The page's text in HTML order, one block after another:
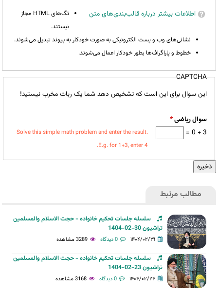
اطلاعات بیشتر درباره قالب‌بندی‌های متن
تگ‌های HTML مجاز
نیستند.
نشانی‌های وب و پست الکترونیکی به صورت خودکار به پیوند تبدیل می‌شوند.
خطوط و پاراگراف‌ها بطور خودکار اعمال می‌شوند.
CAPTCHA
این سوال برای این است که تشخیص دهد شما یک ربات مخرب نیستید!
سوال ریاضی*
3 + 0 =
Solve this simple math problem and enter the result.
E.g. for 1+3, enter 4.
مطالب مرتبط
سلسله جلسات تحکیم خانواده - حجت الاسلام والمسلمین
تراشیون 30-02-1404
۱۴۰۴/۰۲/۳۱ 0 دیدگاه 3289 مشاهده
سلسله جلسات تحکیم خانواده - حجت الاسلام والمسلمین
تراشیون 23-02-1404
۱۴۰۴/۰۲/۲۴ 0 دیدگاه 3168 مشاهده